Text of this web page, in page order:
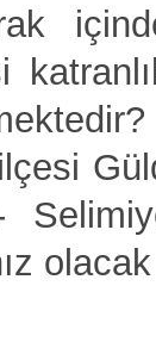
olacak